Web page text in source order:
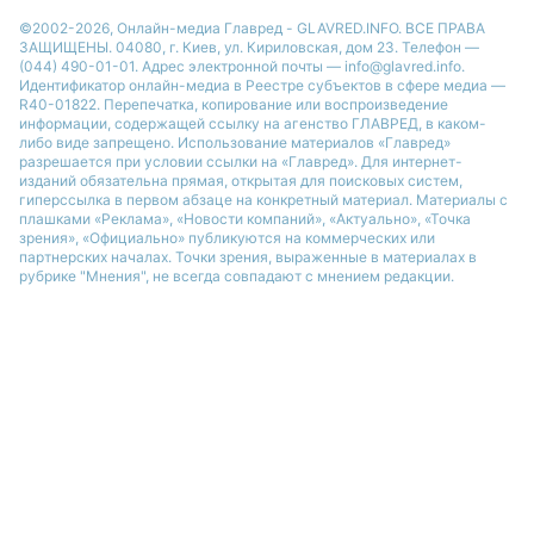
©2002-2026, Онлайн-медиа Главред - GLAVRED.INFO. ВСЕ ПРАВА
ЗАЩИЩЕНЫ. 04080, г. Киев, ул. Кириловская, дом 23. Телефон —
(044) 490-01-01. Адрес электронной почты — info@glavred.info.
Идентификатор онлайн-медиа в Реестре cубъектов в сфере медиа —
R40-01822. Перепечатка, копирование или воспроизведение
информации, содержащей ссылку на агенство ГЛАВРЕД, в каком-
либо виде запрещено. Использование материалов «Главред»
разрешается при условии ссылки на «Главред». Для интернет-
изданий обязательна прямая, открытая для поисковых систем,
гиперссылка в первом абзаце на конкретный материал. Материалы с
плашками «Реклама», «Новости компаний», «Актуально», «Точка
зрения», «Официально» публикуются на коммерческих или
партнерских началах. Точки зрения, выраженные в материалах в
рубрике "Мнения", не всегда совпадают с мнением редакции.